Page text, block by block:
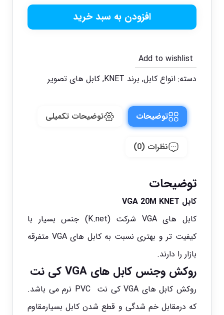
افزودن به سبد خرید
Add to wishlist
دسته: انواع کابل, برند KNET ,کابل های تصویر
توضیحات توضیحات تکمیلی
نظرات (0)
توضیحات
کابل VGA 20M KNET
کابل
های VGA شرکت (K.net) جنس بسیار با
کیفیت تر و بهتری نسبت به کابل های VGA متفرقه
بازار را دارند.
روکش وجنس کابل های VGA کی نت
روکش کابل های VGA کی نت PVC نرم می باشد.
که درمقابل خم شدگی و قطع شدن کابل بسیارمقاوم